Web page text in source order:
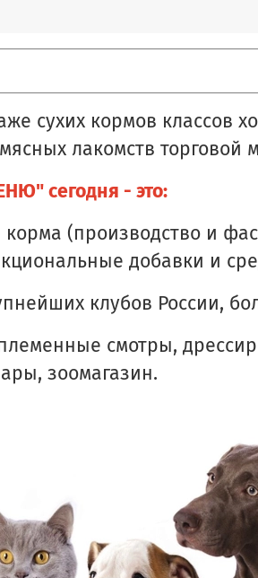
сухих кормов классов
лакомств торговой
сегодня - это:
(производство и
добавки и
клубов России,
смотры,
зоомагазин.